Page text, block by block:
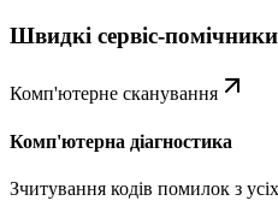
Швидкі сервіс-помічники
Комп'ютерне сканування
Комп'ютерна діагностика
Зчитування кодів помилок з